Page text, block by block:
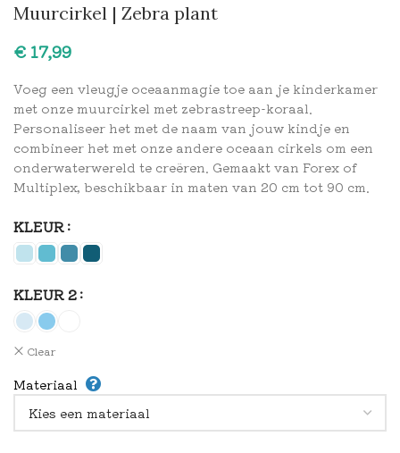
Muurcirkel | Zebra plant
€
Voeg een vleugje oceaanmagie toe aan je kinderkamer
met onze muurcirkel met zebrastreep-koraal.
Personaliseer het met de naam van jouw kindje en
combineer het met onze andere oceaan cirkels om een
onderwaterwereld te creëren. Gemaakt van Forex of
Multiplex, beschikbaar in maten van 20 cm tot 90 cm.
KLEUR
KLEUR 2
Clear
Materiaal